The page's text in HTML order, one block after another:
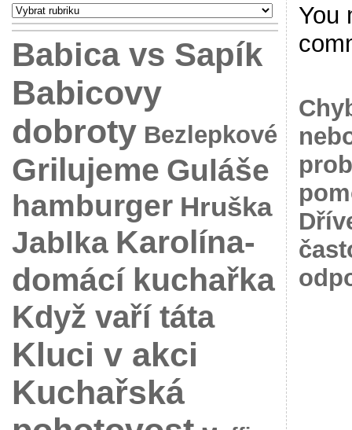
Babica vs Sapík
Babicovy
dobroty Bezlepkové
Grilujeme Guláše
hamburger Hruška
Jablka Karolína-
domácí kuchařka
Když vaří táta
Kluci v akci
Kuchařská
You